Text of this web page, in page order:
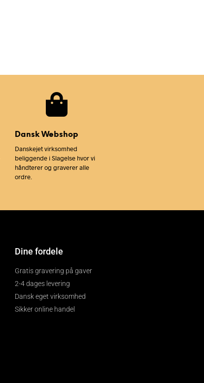
Dansk Webshop
Danskejet virksomhed
beliggende i Slagelse hvor vi
håndterer og graverer alle
ordre.
Dine fordele
Gratis gravering på gaver
2-4 dages levering
Dansk eget virksomhed
Sikker online handel